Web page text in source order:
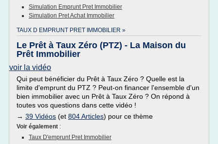
Simulation Emprunt Pret Immobilier
Simulation Pret Achat Immobilier
TAUX D EMPRUNT PRET IMMOBILIER »
Le Prêt à Taux Zéro (PTZ) - La Maison du
Prêt Immobilier
voir la vidéo
Qui peut bénéficier du Prêt à Taux Zéro ? Quelle est la
limite d'emprunt du PTZ ? Peut-on financer l'ensemble d'un
bien immobilier avec un Prêt à Taux Zéro ? On répond à
toutes vos questions dans cette vidéo !
→ 39 Vidéos (et 804 Articles) pour ce thème
Voir également :
Taux D'emprunt Pret Immobilier